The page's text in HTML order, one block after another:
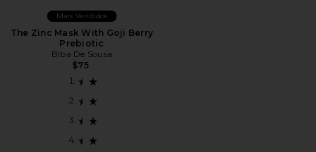
Mais Vendidos
The Zinc Mask With Goji Berry
Prebiotic
Biba De Sousa
$75